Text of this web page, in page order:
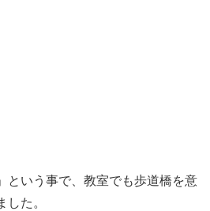
という事で、教室でも歩道橋を意
た。